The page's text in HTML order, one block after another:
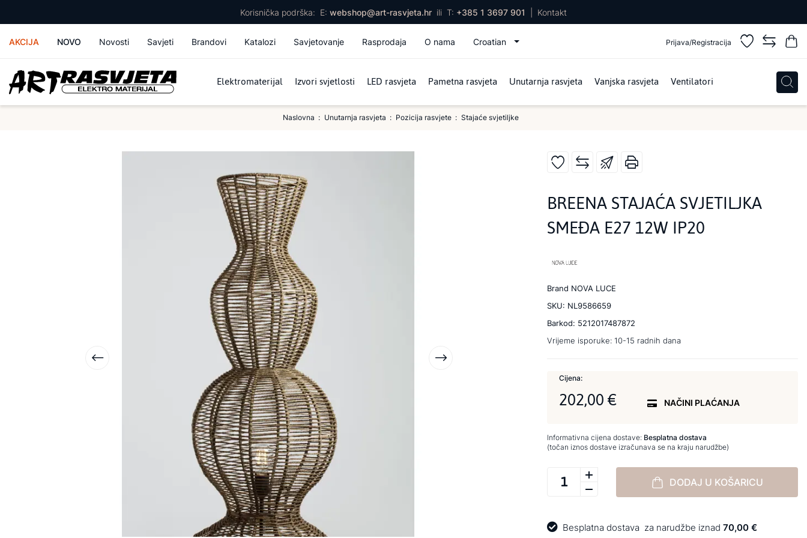
Korisnička podrška: E: webshop@art-rasvjeta.hr ili T: +385 1 3697 901 Kontakt
AKCIJA NOVO Novosti Savjeti Brandovi Katalozi Savjetovanje Rasprodaja O nama Croatian Prijava/Registracija
Elektromaterijal Izvori svjetlosti LED rasvjeta Pametna rasvjeta Unutarnja rasvjeta Vanjska rasvjeta Ventilatori
Naslovna Unutarnja rasvjeta Pozicija rasvjete Stajaće svjetiljke
BREENA STAJAĆA SVJETILJKA
SMEĐA E27 12W IP20
Brand NOVA LUCE
SKU: NL9586659
Barkod: 5212017487872
Vrijeme isporuke: 10-15 radnih dana
Cijena:
202,00 € NAČINI PLAĆANJA
Informativna cijena dostave: Besplatna dostava
(točan iznos dostave izračunava se na kraju narudžbe)
DODAJ U KOŠARICU
Besplatna dostava za narudžbe iznad 70,00 €